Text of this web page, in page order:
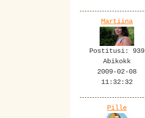
Martiina
Postitusi: 939
Abikokk
2009-02-08
11:32:32
Pille